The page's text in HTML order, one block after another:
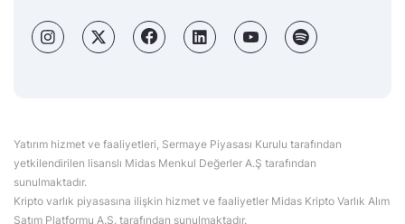
Yatırım hizmet ve faaliyetleri, Sermaye Piyasası Kurulu tarafından
yetkilendirilen lisanslı Midas Menkul Değerler A.Ş tarafından
sunulmaktadır.
Kripto varlık piyasasına ilişkin hizmet ve faaliyetler Midas Kripto Varlık Alım
Satım Platformu A.Ş. tarafından sunulmaktadır.